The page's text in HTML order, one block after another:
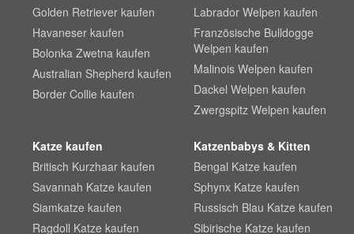
Golden Retriever kaufen
Havaneser kaufen
Bolonka Zwetna kaufen
Australian Shepherd kaufen
Border Collie kaufen
Labrador Welpen kaufen
Französische Bulldogge
Welpen kaufen
Malinois Welpen kaufen
Dackel Welpen kaufen
Zwergspitz Welpen kaufen
Katze kaufen
Britisch Kurzhaar kaufen
Savannah Katze kaufen
Siamkatze kaufen
Ragdoll Katze kaufen
Katzenbabys & Kitten
Bengal Katze kaufen
Sphynx Katze kaufen
Russisch Blau Katze kaufen
Sibirische Katze kaufen